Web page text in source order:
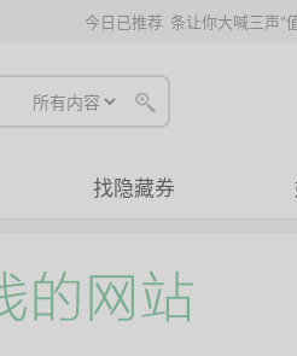
今日已推荐 条让你大喊三声"
找隐藏券